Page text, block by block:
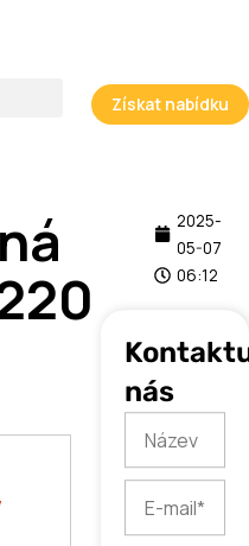
Získat nabídku
2025-
05-07
06:12
nás
mail